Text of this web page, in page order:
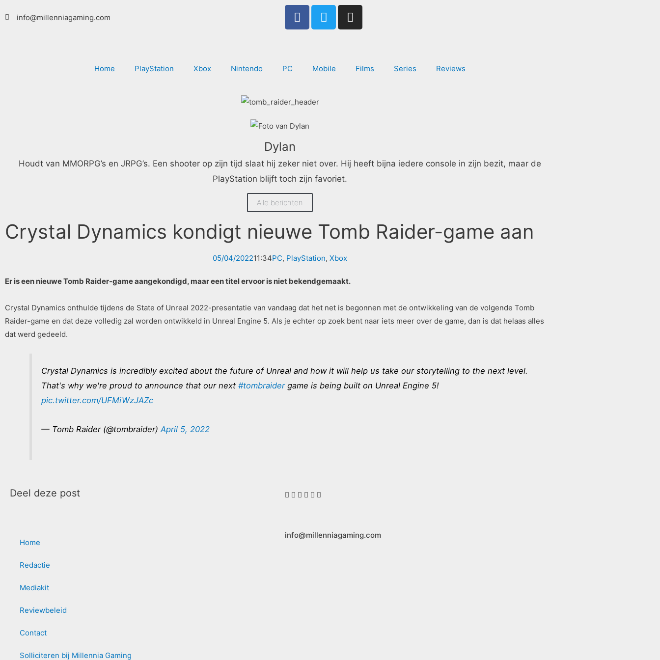
naar
info@millenniagaming.com
F
a
k
-
f
T
w
e
I
n
g
Home PlayStation Xbox Nintendo PC Mobile Films Series Reviews
Dylan
Houdt van MMORPG’s en JRPG’s. Een shooter op zijn tijd slaat hij zeker niet over. Hij heeft bijna iedere console in zijn bezit, maar de
PlayStation blijft toch zijn favoriet.
Alle berichten
Crystal Dynamics kondigt nieuwe Tomb Raider-game aan
05/04/202211:34PC, PlayStation, Xbox
Er is een nieuwe Tomb Raider-game aangekondigd, maar een titel ervoor is niet bekendgemaakt.
Crystal Dynamics onthulde tijdens de State of Unreal 2022-presentatie van vandaag dat het net is begonnen met de ontwikkeling van de volgende Tomb
Raider-game en dat deze volledig zal worden ontwikkeld in Unreal Engine 5. Als je echter op zoek bent naar iets meer over de game, dan is dat helaas alles
dat werd gedeeld.
Crystal Dynamics is incredibly excited about the future of Unreal and how it will help us take our storytelling to the next level.
That's why we're proud to announce that our next#tombraidergame is being built on Unreal Engine 5!
pic.twitter.com/UFMiWzJAZc
— Tomb Raider (@tombraider)April 5, 2022
Deel deze post
Home
Redactie
Mediakit
Reviewbeleid
Contact
Solliciteren bij Millennia Gaming
info@millenniagaming.com